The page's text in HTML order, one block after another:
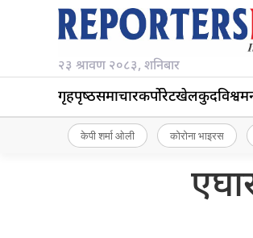
२३ श्रावण २०८३, शनिबार
गृहपृष्‍ठसमाचारकर्पोरेटखेलकुदविश्व
केपी शर्मा ओली कोरोना भाइरस